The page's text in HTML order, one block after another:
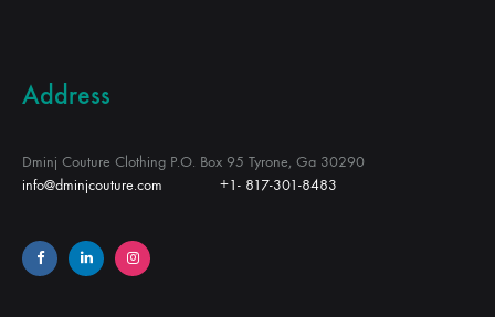
Address
Dminj Couture Clothing P.O. Box 95 Tyrone, Ga 30290
info@dminjcouture.com +1- 817-301-8483